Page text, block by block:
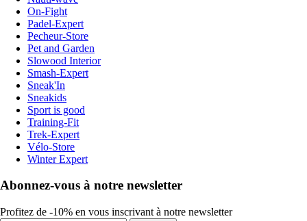
On-Fight
Padel-Expert
Pecheur-Store
Pet and Garden
Slowood Interior
Smash-Expert
Sneak'In
Sneakids
Sport is good
Training-Fit
Trek-Expert
Vélo-Store
Winter Expert
Abonnez-vous à notre newsletter
Profitez de -10% en vous inscrivant à notre newsletter